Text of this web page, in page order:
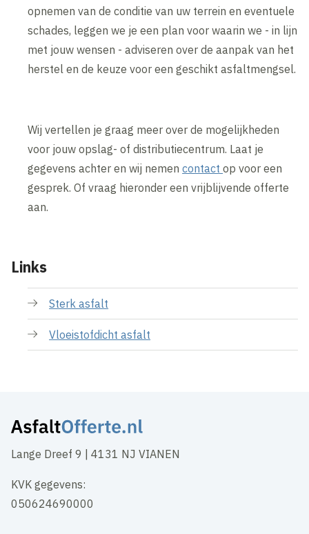
opnemen van de conditie van uw terrein en eventuele
schades, leggen we je een plan voor waarin we - in lijn
met jouw wensen - adviseren over de aanpak van het
herstel en de keuze voor een geschikt asfaltmengsel.
Wij vertellen je graag meer over de mogelijkheden
voor jouw opslag- of distributiecentrum. Laat je
gegevens achter en wij nemencontactop voor een
gesprek. Of vraag hieronder een vrijblijvende offerte
aan.
Links
Sterk asfalt
Vloeistofdicht asfalt
Lange Dreef 9 | 4131 NJ VIANEN
KVK gegevens:
050624690000